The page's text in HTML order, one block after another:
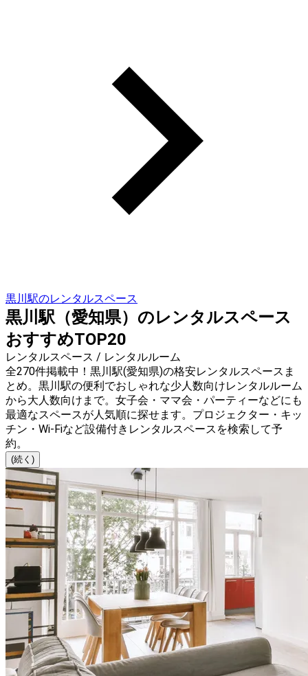
黒川駅のレンタルスペース
黒川駅（愛知県）のレンタルスペース
おすすめTOP20
レンタルスペース / レンタルルーム
全270件掲載中！黒川駅(愛知県)の格安レンタルスペースま
とめ。黒川駅の便利でおしゃれな少人数向けレンタルルーム
から大人数向けまで。女子会・ママ会・パーティーなどにも
最適なスペースが人気順に探せます。プロジェクター・キッ
チン・Wi-Fiなど設備付きレンタルスペースを検索して予
約。
(続く)